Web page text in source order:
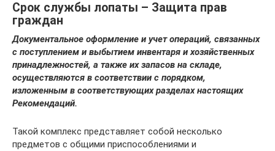
Срок службы лопаты – Защита прав
граждан
Документальное оформление и учет операций, связанных
с поступлением и выбытием инвентаря и хозяйственных
принадлежностей, а также их запасов на складе,
осуществляются в соответствии с порядком,
изложенным в соответствующих разделах настоящих
Рекомендаций.
Такой комплекс представляет собой несколько
предметов с общими приспособлениями и